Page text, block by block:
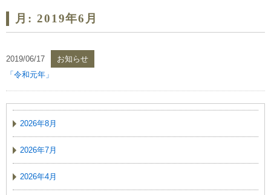
月: 2019年6月
2019/06/17
お知らせ
「令和元年」
2026年8月
2026年7月
2026年4月